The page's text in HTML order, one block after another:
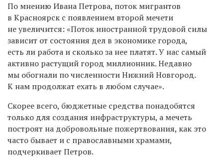
По мнению Ивана Петрова, поток мигрантов
в Красноярск с появлением второй мечети
не увеличится: «Поток иностранной трудовой силы
зависит от состояния дел в экономике города,
есть ли работа и сколько за нее платят. У нас самый
активно растущий город миллионник. Недавно
мы обогнали по численности Нижний Новгород.
К нам продолжат ехать в любом случае».
Скорее всего, бюджетные средства понадобятся
только для создания инфраструктуры, а мечеть
построят на добровольные пожертвования, как это
часто бывает и с православными храмами,
подчеркивает Петров.